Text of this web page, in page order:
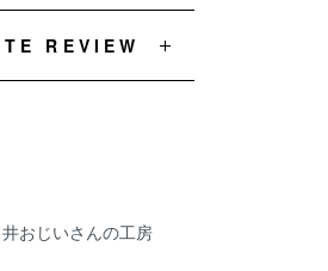
REVIEW
おじいさんの工房